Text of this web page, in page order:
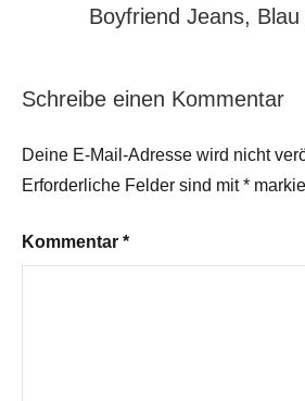
Boyfriend Jeans,
Schreibe einen Kommentar
Deine E-Mail-Adresse wird nicht
Erforderliche Felder sind mit*
Kommentar *